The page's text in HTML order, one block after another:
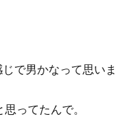
で男かなって思いま
ってたんで。